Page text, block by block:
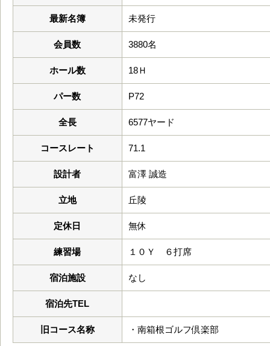
最新名簿 未発行
会員数 3880名
ホール数 18Ｈ
パー数 P72
全長 6577ヤード
コースレート 71.1
設計者 富澤 誠造
立地 丘陵
定休日 無休
練習場 １０Ｙ ６打席
宿泊施設 なし
宿泊先TEL
旧コース名称 ・南箱根ゴルフ倶楽部